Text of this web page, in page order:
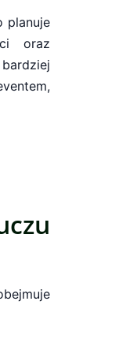
planuje
oraz